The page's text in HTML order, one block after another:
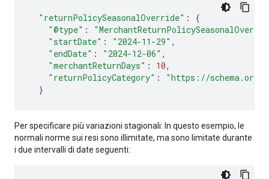
"returnPolicySeasonalOverride" :
{
"@type" :
"startDate" : "2024-11-29" ,
"endDate" : "2024-12-06" ,
"merchantReturnDays" : 10,
"returnPolicyCategory" :
"https://schema.org/
}
Per specificare più variazioni stagionali: In questo esempio, le
normali norme sui resi sono illimitate, ma sono limitate durante
i due intervalli di date seguenti: